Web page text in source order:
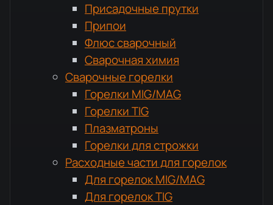
Присадочные прутки
Припои
Флюс сварочный
Сварочная химия
Сварочные горелки
Горелки MIG/MAG
Горелки TIG
Плазматроны
Горелки для строжки
Расходные части для горелок
Для горелок MIG/MAG
Для горелок TIG